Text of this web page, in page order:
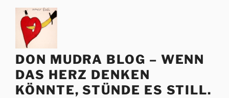
Zum
springen
DON MUDRA BLOG – WENN
DAS HERZ DENKEN
KÖNNTE, STÜNDE ES STILL.